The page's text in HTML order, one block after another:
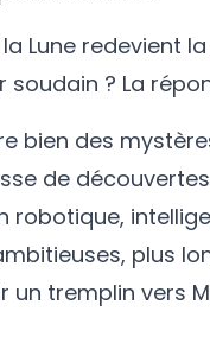
Lune redevient
? La
bien des
de
robotique,
plus
un tremplin vers